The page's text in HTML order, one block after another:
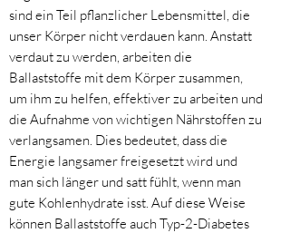
sind ein Teil pflanzlicher Lebensmittel, die
unser Körper nicht verdauen kann. Anstatt
verdaut zu werden, arbeiten die
Ballaststoffe mit dem Körper zusammen,
um ihm zu helfen, effektiver zu arbeiten und
die Aufnahme von wichtigen Nährstoffen zu
verlangsamen. Dies bedeutet, dass die
Energie langsamer freigesetzt wird und
man sich länger und satt fühlt, wenn man
gute Kohlenhydrate isst. Auf diese Weise
können Ballaststoffe auch Typ-2-Diabetes